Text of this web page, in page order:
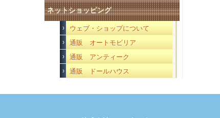
ネットショッピング
ウェブ・ショップについて
通販 オートモビリア
通販 アンティーク
通販 ドールハウス